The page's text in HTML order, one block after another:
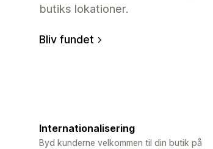
butiks lokationer.
Bliv fundet
Internationalisering
Byd kunderne velkommen til din butik på